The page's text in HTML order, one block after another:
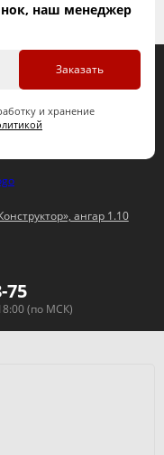
наш менеджер
Заказать
и хранение
ангар 1.10
75
(по МСК)